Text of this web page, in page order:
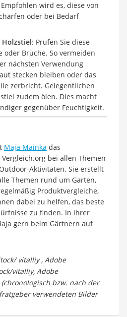
wird es, diese von
oder bei Bedarf
Holzstiel: Prüfen Sie diese
oder Brüche. So vermeiden
nächsten Verwendung
stecken bleiben oder das
zerbricht. Gelegentlichen
zudem ölen. Dies macht
gegenüber Feuchtigkeit.
Maja Mainka das
bei allen Themen
Aktivitäten. Sie erstellt
Themen rund um Garten,
Produktvergleiche,
dabei zu helfen, das beste
zu finden. In ihrer
gern beim Gärtnern auf
vitalliy , Adobe
vitalliy, Adobe
bzw. nach der
verwendeten Bilder